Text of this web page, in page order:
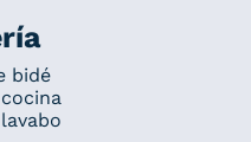
bidé